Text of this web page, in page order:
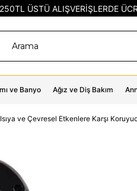
250TL ÜSTÜ ALIŞVERİŞLERDE
ve Banyo Ağız ve Diş Bakım
ve Çevresel Etkenlere Karşı